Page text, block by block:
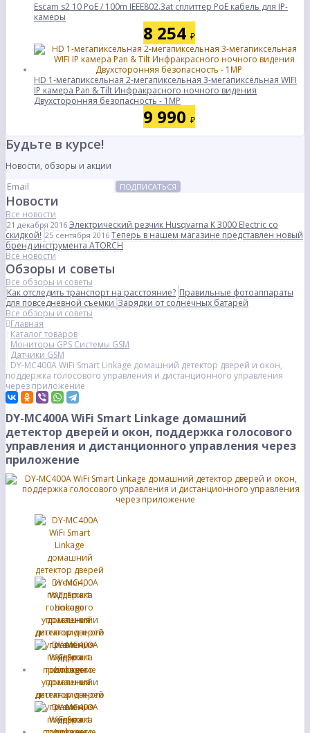
Escam s2 10 PoE / 100m IEEE802.3at сплиттер PoE кабель для IP-
камеры
8 254 ₽
HD 1-мегапиксельная 2-мегапиксельная 3-мегапиксельная WIFI
IP камера Pan & Tilt Инфракрасного ночного видения
Двухсторонняя безопасность - 1MP
9 990 ₽
Будьте в курсе!
Новости, обзоры и акции
ПОДПИСАТЬСЯ
Новости
Все новости
21 декабря 2016 Электрический резчик Husqvarna K 3000 Electric со
скидкой! 25 сентября 2016 Теперь в нашем магазине представлен новый
бренд инструмента ATORCH
Все новости
Обзоры и советы
Все обзоры и советы
Как отследить транспорт на расстояние? Правильные фотоаппараты
для повседневной съемкиЗарядки от солнечных батарей
Все обзоры и советы
Главная
Каталог товаров
Мониторы GPS Системы GSM
Датчики GSM
DY-MC400A WiFi Smart Linkage домашний детектор дверей и окон,
поддержка голосового управления и дистанционного управления
через приложение
DY-MC400A WiFi Smart Linkage домашний
детектор дверей и окон, поддержка голосового
управления и дистанционного управления через
приложение